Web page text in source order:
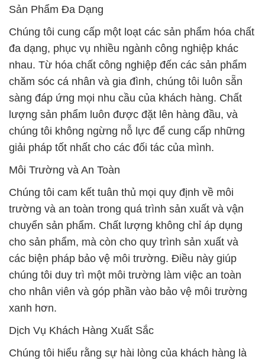
Sản Phẩm Đa Dạng
Chúng tôi cung cấp một loạt các sản phẩm hóa chất
đa dạng, phục vụ nhiều ngành công nghiệp khác
nhau. Từ hóa chất công nghiệp đến các sản phẩm
chăm sóc cá nhân và gia đình, chúng tôi luôn sẵn
sàng đáp ứng mọi nhu cầu của khách hàng. Chất
lượng sản phẩm luôn được đặt lên hàng đầu, và
chúng tôi không ngừng nỗ lực để cung cấp những
giải pháp tốt nhất cho các đối tác của mình.
Môi Trường và An Toàn
Chúng tôi cam kết tuân thủ mọi quy định về môi
trường và an toàn trong quá trình sản xuất và vận
chuyển sản phẩm. Chất lượng không chỉ áp dụng
cho sản phẩm, mà còn cho quy trình sản xuất và
các biện pháp bảo vệ môi trường. Điều này giúp
chúng tôi duy trì một môi trường làm việc an toàn
cho nhân viên và góp phần vào bảo vệ môi trường
xanh hơn.
Dịch Vụ Khách Hàng Xuất Sắc
Chúng tôi hiểu rằng sự hài lòng của khách hàng là